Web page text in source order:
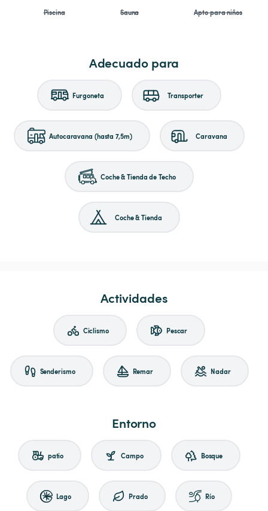
Piscina Sauna Apto para niños
Adecuado para
Furgoneta Transporter
Autocaravana (hasta 7,5m) Caravana
Coche & Tienda de Techo
Coche & Tienda
Actividades
Ciclismo Pescar
Senderismo Remar Nadar
Entorno
patio Campo Bosque
Lago Prado Río